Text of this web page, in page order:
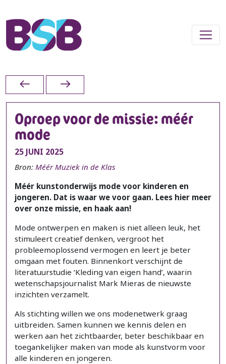
Oproep voor de missie: méér
mode
25 JUNI 2025
Bron: Méér Muziek in de Klas
Méér kunstonderwijs mode voor kinderen en
jongeren. Dat is waar we voor gaan. Lees hier meer
over onze missie, en haak aan!
Mode ontwerpen en maken is niet alleen leuk, het
stimuleert creatief denken, vergroot het
probleemoplossend vermogen en leert je beter
omgaan met fouten. Binnenkort verschijnt de
literatuurstudie ‘Kleding van eigen hand’, waarin
wetenschapsjournalist Mark Mieras de nieuwste
inzichten verzamelt.
Als stichting willen we ons modenetwerk graag
uitbreiden. Samen kunnen we kennis delen en
werken aan het zichtbaarder, beter beschikbaar en
toegankelijker maken van mode als kunstvorm voor
alle kinderen en jongeren.